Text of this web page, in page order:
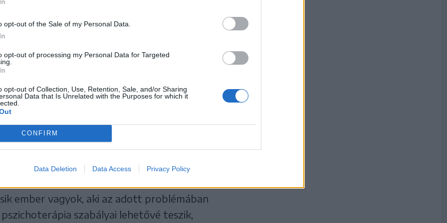
opt-out of the Sale of my Personal Data.
opt-out of processing my Personal Data for Targeted
opt-out of Collection, Use, Retention, Sale, and/or Sharing
Data that Is Unrelated with the Purposes for which it
CONFIRM
Data Deletion Data Access Privacy Policy
sem csinálok, szoktak is hatást gyakorolni,
mit tegyenek.
nem a tanácsadás, hanem
zajlik az emberben, mi
és melyek azok a
fenntartják.
belső erőforrásokat, amelyek segítik, hogy
hosszabb folyamat, több találkozás során
tudna változtatni a helyzetén.
rá, mert nem tartom magam gyógyítónak.
ember vagyok, aki az adott problémában
szabályai lehetővé teszik,